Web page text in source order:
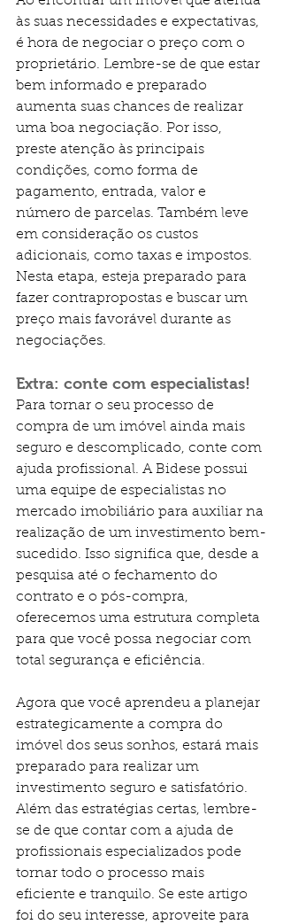
às suas necessidades e expectativas,
é hora de negociar o preço com o
proprietário. Lembre-se de que estar
bem informado e preparado
aumenta suas chances de realizar
uma boa negociação. Por isso,
preste atenção às principais
condições, como forma de
pagamento, entrada, valor e
número de parcelas. Também leve
em consideração os custos
adicionais, como taxas e impostos.
Nesta etapa, esteja preparado para
fazer contrapropostas e buscar um
preço mais favorável durante as
negociações.
Extra: conte com especialistas!
Para tornar o seu processo de
compra de um imóvel ainda mais
seguro e descomplicado, conte com
ajuda profissional. A Bidese possui
uma equipe de especialistas no
mercado imobiliário para auxiliar na
realização de um investimento bem-
sucedido. Isso significa que, desde a
pesquisa até o fechamento do
contrato e o pós-compra,
oferecemos uma estrutura completa
para que você possa negociar com
total segurança e eficiência.
Agora que você aprendeu a planejar
estrategicamente a compra do
imóvel dos seus sonhos, estará mais
preparado para realizar um
investimento seguro e satisfatório.
Além das estratégias certas, lembre-
se de que contar com a ajuda de
profissionais especializados pode
tornar todo o processo mais
eficiente e tranquilo. Se este artigo
foi do seu interesse, aproveite para